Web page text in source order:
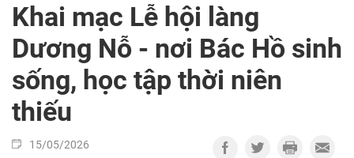
Khai mạc Lễ hội làng
Dương Nỗ - nơi Bác Hồ sinh
sống, học tập thời niên
thiếu
15/05/2026